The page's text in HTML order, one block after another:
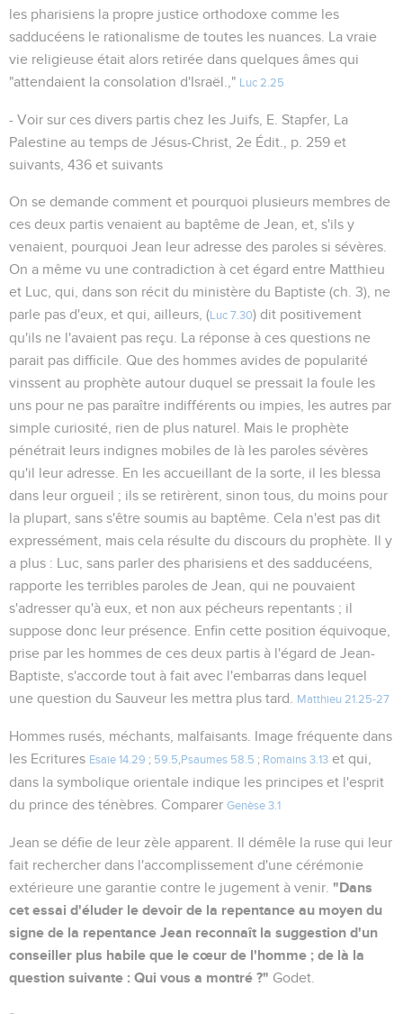
les pharisiens la propre justice orthodoxe comme les
sadducéens le rationalisme de toutes les nuances. La vraie
vie religieuse était alors retirée dans quelques âmes qui
"attendaient la consolation d'Israël.,"
Luc 2.25
- Voir sur ces divers partis chez les Juifs, E. Stapfer, La
Palestine au temps de Jésus-Christ, 2e Édit., p. 259 et
suivants, 436 et suivants
On se demande comment et pourquoi plusieurs membres de
ces deux partis venaient au baptême de Jean, et, s'ils y
venaient, pourquoi Jean leur adresse des paroles si sévères.
On a même vu une contradiction à cet égard entre Matthieu
et Luc, qui, dans son récit du ministère du Baptiste (ch. 3), ne
parle pas d'eux, et qui, ailleurs, ( Luc 7.30) dit positivement
qu'ils ne l'avaient pas reçu. La réponse à ces questions ne
parait pas difficile. Que des hommes avides de popularité
vinssent au prophète autour duquel se pressait la foule les
uns pour ne pas paraître indifférents ou impies, les autres par
simple curiosité, rien de plus naturel. Mais le prophète
pénétrait leurs indignes mobiles de là les paroles sévères
qu'il leur adresse. En les accueillant de la sorte, il les blessa
dans leur orgueil ; ils se retirèrent, sinon tous, du moins pour
la plupart, sans s'être soumis au baptême. Cela n'est pas dit
expressément, mais cela résulte du discours du prophète. Il y
a plus : Luc, sans parler des pharisiens et des sadducéens,
rapporte les terribles paroles de Jean, qui ne pouvaient
s'adresser qu'à eux, et non aux pécheurs repentants ; il
suppose donc leur présence. Enfin cette position équivoque,
prise par les hommes de ces deux partis à l'égard de Jean-
Baptiste, s'accorde tout à fait avec l'embarras dans lequel
une question du Sauveur les mettra plus tard.
Matthieu 21.25-27
Hommes rusés, méchants, malfaisants. Image fréquente dans
les Ecritures Esaïe 14.29 ; 59.5 Psaumes 58.5 ; Romains 3.13 et qui,
dans la symbolique orientale indique les principes et l'esprit
du prince des ténèbres. Comparer Genèse 3.1
Jean se défie de leur zèle apparent. Il démêle la ruse qui leur
fait rechercher dans l'accomplissement d'une cérémonie
extérieure une garantie contre le jugement à venir. "Dans
cet essai d'éluder le devoir de la repentance au moyen du
signe de la repentance Jean reconnaît la suggestion d'un
conseiller plus habile que le cœur de l'homme ; de là la
question suivante : Qui vous a montré ?" Godet.